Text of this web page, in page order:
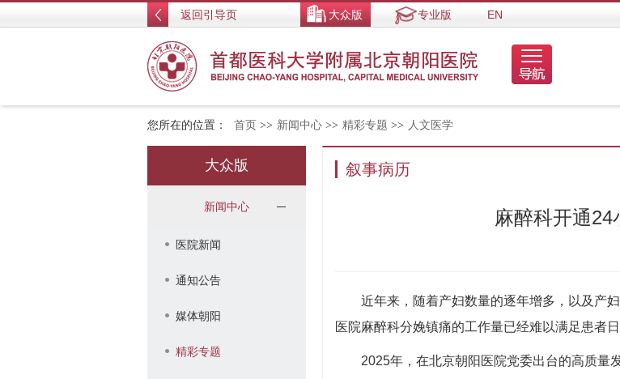
返回引导页 大众版 专业版 EN
您所在的位置： 首页 >> 新闻中心 >> 精彩专题 >> 人文医学
大众版
新闻中心
医院新闻
通知公告
媒体朝阳
精彩专题
叙事病历
麻醉科开通
近年来，随着产妇数量的逐年增多，以及产
医院麻醉科分娩镇痛的工作量已经难以满足患者日
2025年，在北京朝阳医院党委出台的高质量